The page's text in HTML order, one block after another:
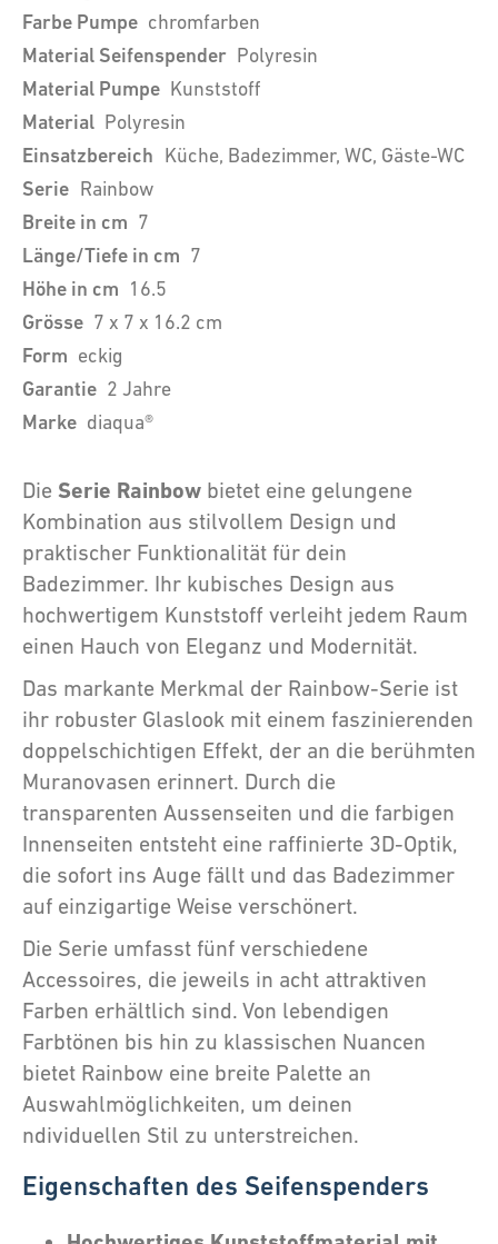
Farbe Pumpe chromfarben
Material Seifenspender Polyresin
Material Pumpe Kunststoff
Material Polyresin
Einsatzbereich Küche, Badezimmer, WC, Gäste-WC
Serie Rainbow
Breite in cm 7
Länge/Tiefe in cm 7
Höhe in cm 16.5
Grösse 7 x 7 x 16.2 cm
Form eckig
Garantie 2 Jahre
Marke diaqua®
Die Serie Rainbow bietet eine gelungene
Kombination aus stilvollem Design und
praktischer Funktionalität für dein
Badezimmer. Ihr kubisches Design aus
hochwertigem Kunststoff verleiht jedem Raum
einen Hauch von Eleganz und Modernität.
Das markante Merkmal der Rainbow-Serie ist
ihr robuster Glaslook mit einem faszinierenden
doppelschichtigen Effekt, der an die berühmten
Muranovasen erinnert. Durch die
transparenten Aussenseiten und die farbigen
Innenseiten entsteht eine raffinierte 3D-Optik,
die sofort ins Auge fällt und das Badezimmer
auf einzigartige Weise verschönert.
Die Serie umfasst fünf verschiedene
Accessoires, die jeweils in acht attraktiven
Farben erhältlich sind. Von lebendigen
Farbtönen bis hin zu klassischen Nuancen
bietet Rainbow eine breite Palette an
Auswahlmöglichkeiten, um deinen
ndividuellen Stil zu unterstreichen.
Eigenschaften des Seifenspenders